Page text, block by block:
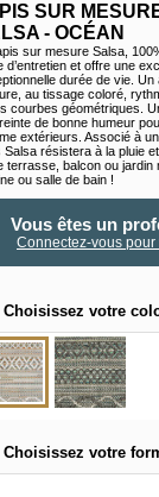
SUR
- OCÉAN
sur mesure Salsa,
d’entretien et offre une
durée de vie.
au tissage coloré,
courbes géométriques.
de bonne humeur
extérieurs. Associé à
Salsa résistera à la pluie
terrasse, balcon ou jardin
ou salle de bain !
Vous êtes un
Connectez-vous pour
Choisissez votre
Choisissez votre